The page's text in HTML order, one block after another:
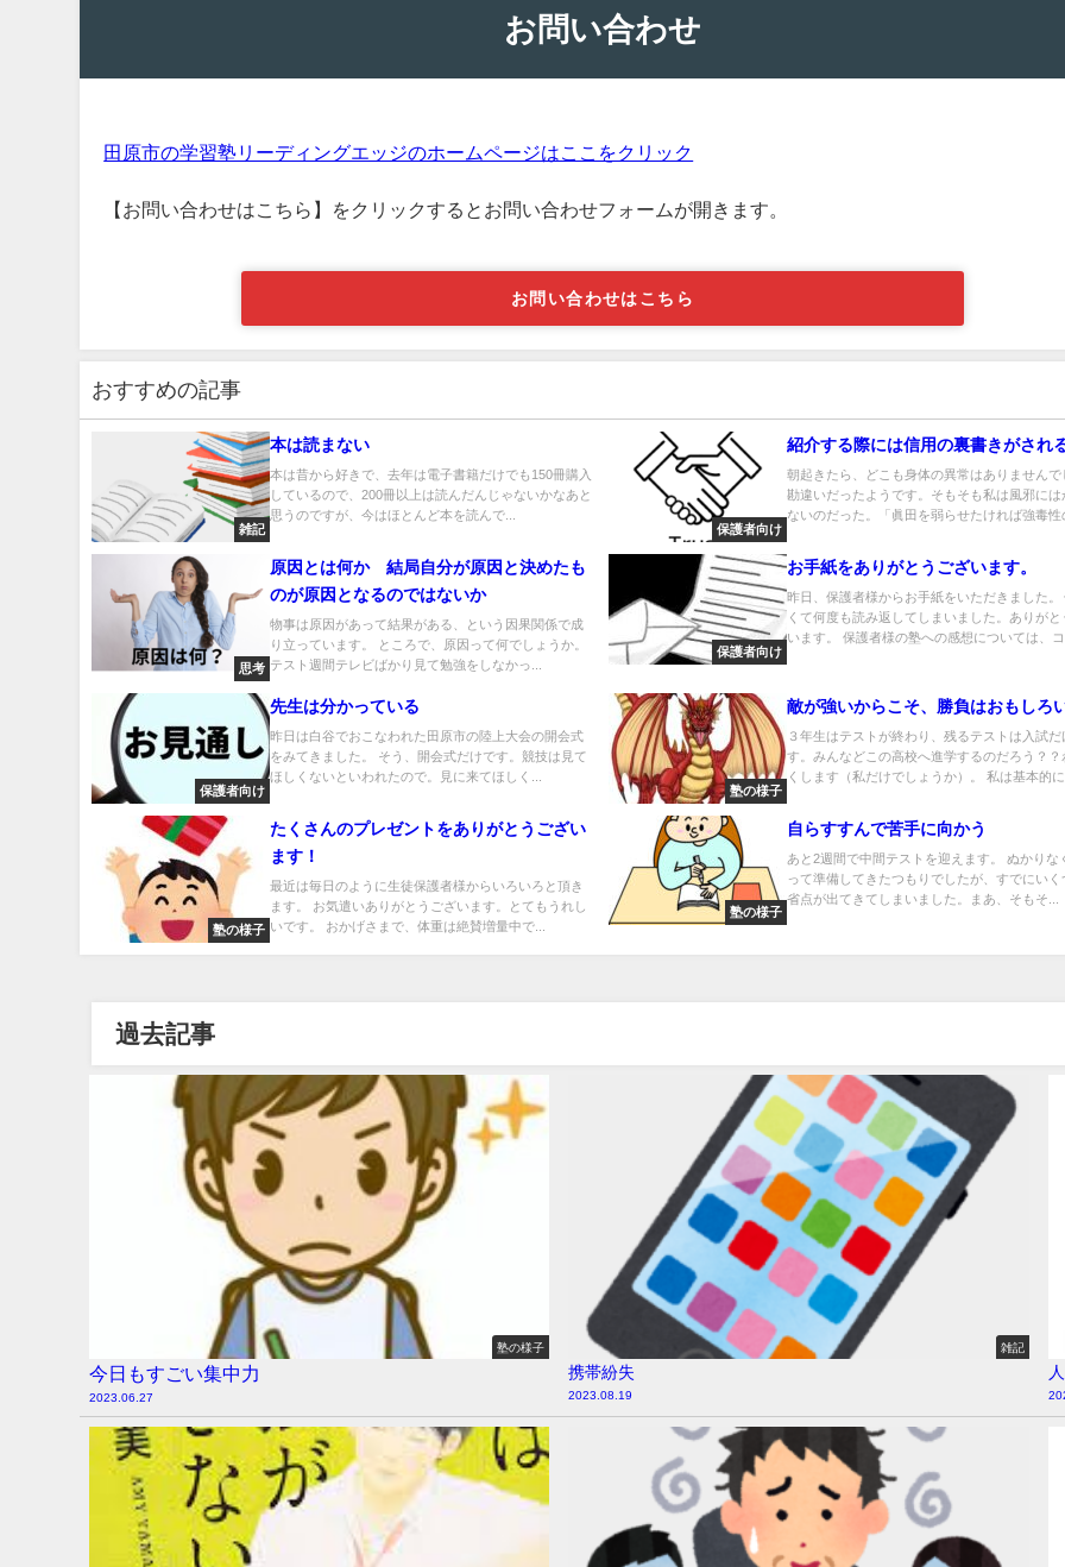
お問い合わせ
田原市の学習塾リーディングエッジのホームページはここをクリック
【お問い合わせはこちら】をクリックするとお問い合わせフォームが開きます。
お問い合わせはこちら
おすすめの記事
雑記
本は読まない
本は昔から好きで、去年は電子書籍だけでも150冊購入
しているので、200冊以上は読んだんじゃないかなあと
思うのですが、今はほとんど本を読んで...
保護者向け
紹介する際には信用の裏書きがされ
朝起きたら、どこも身体の異常はありませんで
勘違いだったようです。そもそも私は風邪には
ないのだった。「眞田を弱らせたければ強毒性
思考
原因とは何か 結局自分が原因と決めたも
のが原因となるのではないか
物事は原因があって結果がある、という因果関係で成
り立っています。 ところで、原因って何でしょうか。
テスト週間テレビばかり見て勉強をしなかっ...
保護者向け
お手紙をありがとうございます。
昨日、保護者様からお手紙をいただきました。
くて何度も読み返してしまいました。ありがと
います。 保護者様の塾への感想については、コ
保護者向け
先生は分かっている
昨日は白谷でおこなわれた田原市の陸上大会の開会式
をみてきました。 そう、開会式だけです。競技は見て
ほしくないといわれたので。見に来てほしく...
塾の様子
敵が強いからこそ、勝負はおもしろ
３年生はテストが終わり、残るテストは入試だ
す。みんなどこの高校へ進学するのだろう？？
くします（私だけでしょうか）。 私は基本的に
塾の様子
たくさんのプレゼントをありがとうござい
ます！
最近は毎日のように生徒保護者様からいろいろと頂き
ます。 お気遣いありがとうございます。とてもうれし
いです。 おかげさまで、体重は絶賛増量中で...
塾の様子
自らすすんで苦手に向かう
あと2週間で中間テストを迎えます。 ぬかりな
って準備してきたつもりでしたが、すでにいく
省点が出てきてしまいました。まあ、そもそ...
過去記事
塾の様子
今日もすごい集中力
2023.06.27
雑記
携帯紛失
2023.08.19